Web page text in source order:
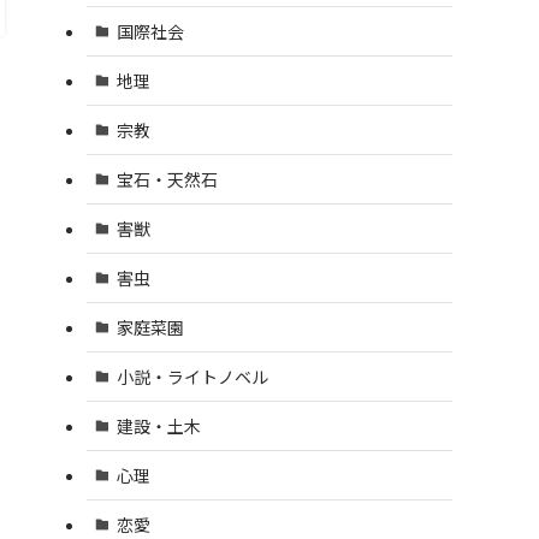
国際社会
地理
宗教
宝石・天然石
害獣
害虫
家庭菜園
小説・ライトノベル
建設・土木
心理
恋愛